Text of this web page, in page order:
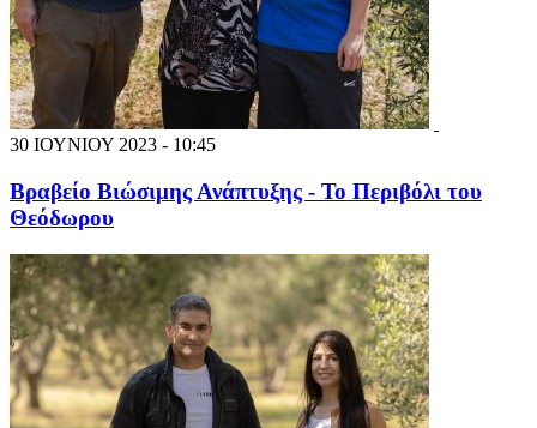
30 ΙΟΥΝΙΟΥ 2023 - 10:45
Βραβείο Βιώσιμης Ανάπτυξης - Το Περιβόλι του
Θεόδωρου